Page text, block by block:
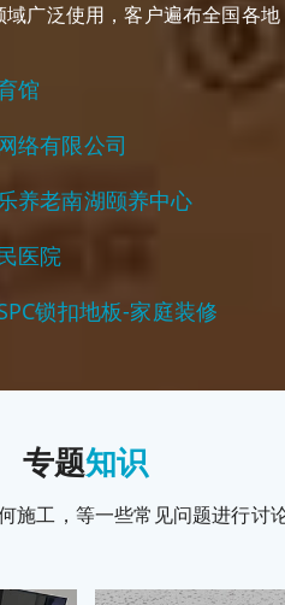
广泛使用，客户遍布全国各
馆
络有限公司
养老南湖颐养中心
医院
锁扣地板-家庭装修
专题知识
施工，等一些常见问题进行讨